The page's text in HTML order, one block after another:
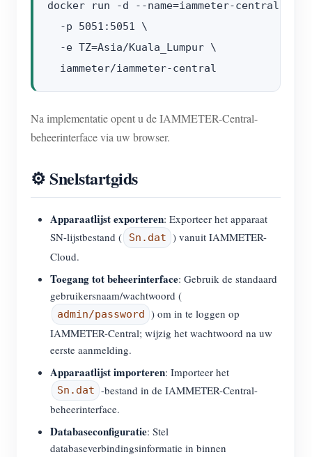
docker run -d --name=iammeter-central --
  -p 5051:5051 \
  -e TZ=Asia/Kuala_Lumpur \
Na implementatie opent u de IAMMETER-Central-
beheerinterface via uw browser.
⚙️ Snelstartgids
Apparaatlijst exporteren: Exporteer het apparaat
SN-lijstbestand (
Sn.dat ) vanuit IAMMETER-
Cloud.
Toegang tot beheerinterface: Gebruik de standaard
gebruikersnaam/wachtwoord (
admin/password ) om in te loggen op
IAMMETER-Central; wijzig het wachtwoord na uw
eerste aanmelding.
Apparaatlijst importeren: Importeer het
Sn.dat -bestand in de IAMMETER-Central-
beheerinterface.
Databaseconfiguratie: Stel
databaseverbindingsinformatie in binnen